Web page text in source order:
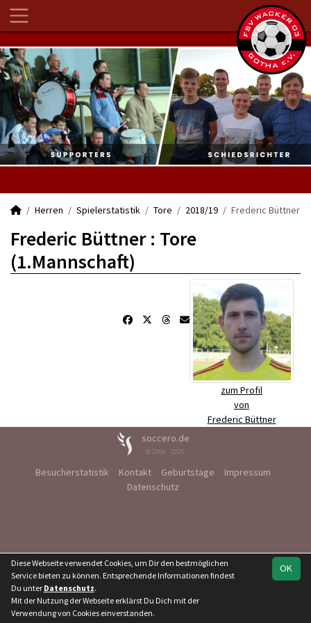
Herren Spielerstatistik Tore 2018/19 Frederic Büttner
Frederic Büttner : Tore
(1.Mannschaft)
zum Profil
von
Frederic Büttner
soccero.de
© 2006 - 2026
Besucherstatistik Kontakt Geburtstage
Impressum
Datenschutz
OK
Diese Webseite verwendet Cookies, um Dir den bestmöglichen
Service bieten zu können. Entsprechende Informationen findest
Du unter Datenschutz.
Mit der Nutzung der Webseite erklärst Du Dich mit der
Verwendung von Cookies einverstanden.